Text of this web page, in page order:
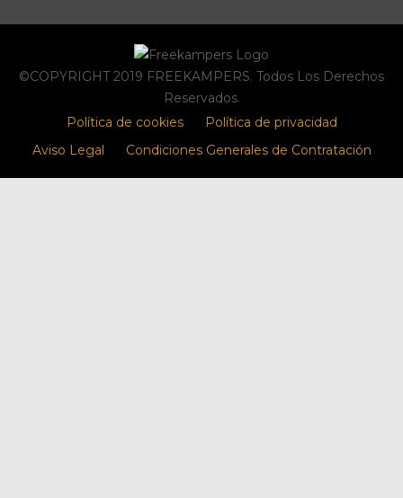
©COPYRIGHT 2019 FREEKAMPERS. Todos Los Derechos
Reservados.
Política de cookies
Política de privacidad
Aviso Legal
Condiciones Generales de Contratación